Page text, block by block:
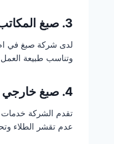
3. صبغ المكاتب
لدى شركة صبغ في ام
وتناسب طبيعة
4. صبغ خارجي وداخلي
تقدم الشركة خدمات
عدم تقشر الطلاء